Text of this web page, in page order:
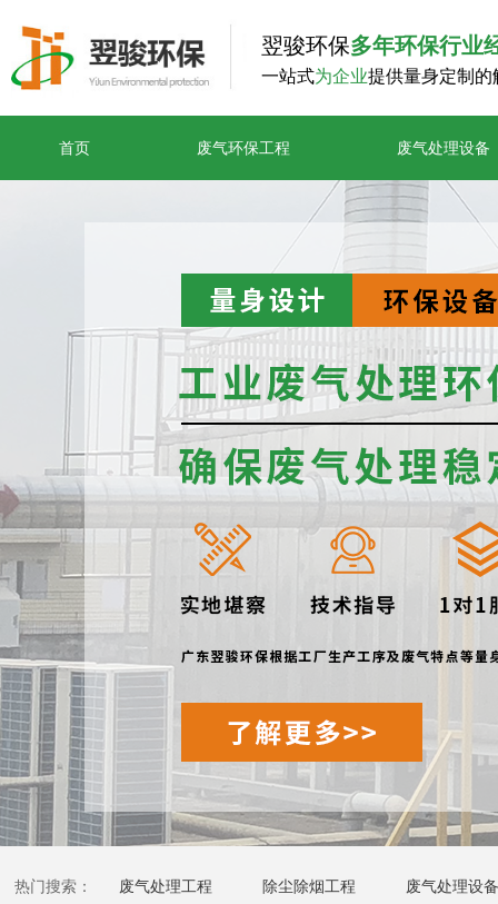
首页 废气环保工程 废气处理设备
翌骏环保多年环保行业
一站式为企业提供量身定制的
热门搜索： 废气处理工程 除尘除烟工程 废气处理设